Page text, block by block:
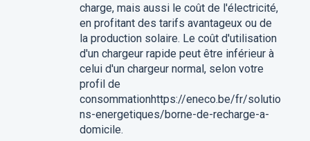
charge, mais aussi le coût de l'électricité,
en profitant des tarifs avantageux ou de
la production solaire. Le coût d'utilisation
d'un chargeur rapide peut être inférieur à
celui d'un chargeur normal, selon votre
profil de
consommationhttps://eneco.be/fr/solutio
ns-energetiques/borne-de-recharge-a-
domicile.